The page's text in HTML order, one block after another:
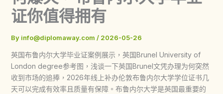
证你值得拥有
By info@diplomaway.com / 2026-05-26
英国布鲁内尔大学毕业证案例展示，英国Brunel University of
London degree参考图，浅谈一下英国Brunel文凭办理为何突然
收到市场的追捧，2026年线上补办伦敦布鲁内尔大学学位证书几
天可以完成有效率且质量有保障。布鲁内尔大学是英国最重要的